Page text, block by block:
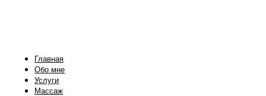
Главная
Обо мне
Услуги
Массаж